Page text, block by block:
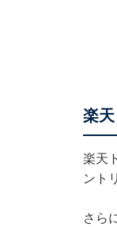
楽
楽天
ント
さら